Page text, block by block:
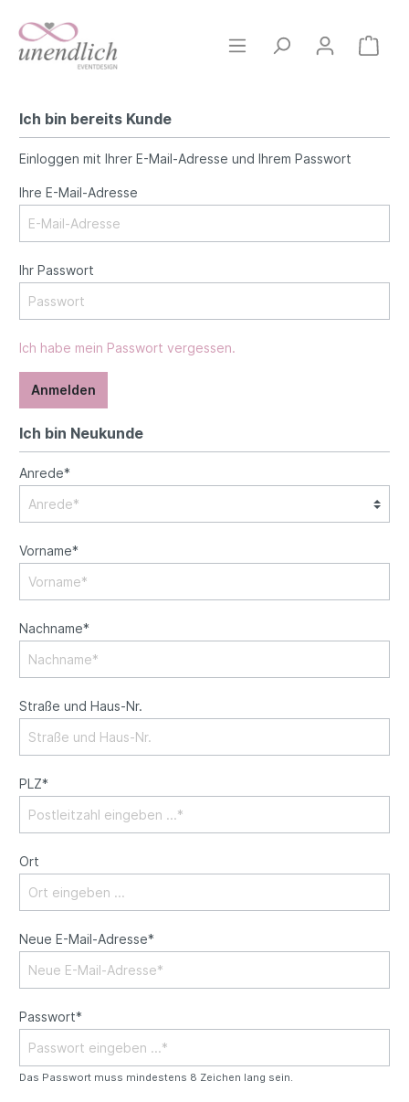
Ich bin bereits Kunde
Einloggen mit Ihrer E-Mail-Adresse und Ihrem Passwort
Ihre E-Mail-Adresse
Ihr Passwort
Ich habe mein Passwort vergessen.
Anmelden
Ich bin Neukunde
Anrede*
Vorname*
Nachname*
Straße und Haus-Nr.
PLZ*
Ort
Neue E-Mail-Adresse*
Passwort*
Das Passwort muss mindestens 8 Zeichen lang sein.